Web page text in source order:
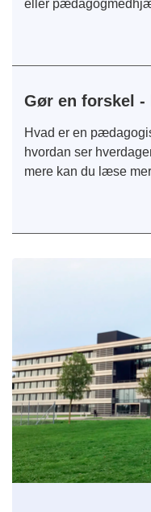
eller
Gør en forskel
Hvad er en
hvordan ser
mere kan du læse